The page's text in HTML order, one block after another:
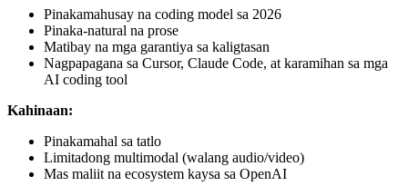
Pinakamahusay na coding model sa 2026
Pinaka-natural na prose
Matibay na mga garantiya sa kaligtasan
Nagpapagana sa Cursor, Claude Code, at karamihan sa mga
AI coding tool
Kahinaan:
Pinakamahal sa tatlo
Limitadong multimodal (walang audio/video)
Mas maliit na ecosystem kaysa sa OpenAI